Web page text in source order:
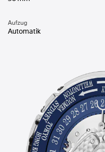
Aufzug
Automatik